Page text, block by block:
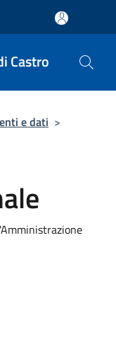
Castro
e dati >